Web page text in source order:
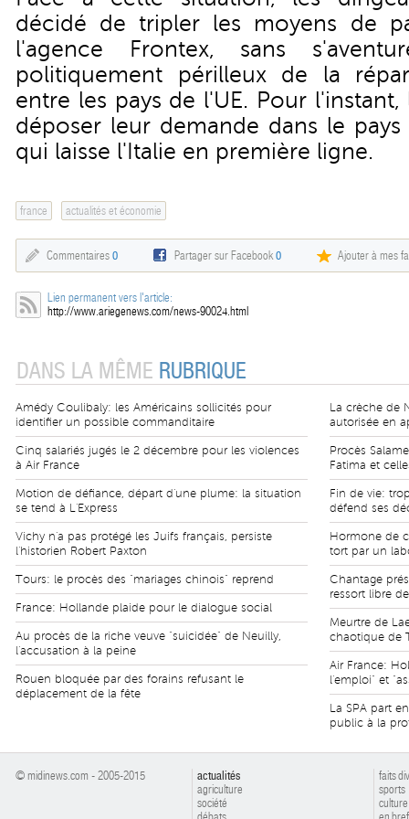
décidé de tripler les moyens de
l'agence Frontex, sans
politiquement périlleux de la
entre les pays de l'UE. Pour
déposer leur demande dans le
qui laisse l'Italie en première ligne.
france actualités et économie
Commentaires 0 Partager sur Facebook0 Ajouter à mes
Lien permanent vers l'article:
http://www.ariegenews.com/news-90024.html
DANS LA MÊME RUBRIQUE
Amédy Coulibaly: les Américains sollicités pour
identifier un possible commanditaire
Cinq salariés jugés le 2 décembre pour les violences
à Air France
Motion de défiance, départ d'une plume: la situation
se tend à L'Express
Vichy n'a pas protégé les Juifs français, persiste
l'historien Robert Paxton
Tours: le procès des "mariages chinois" reprend
France: Hollande plaide pour le dialogue social
Au procès de la riche veuve "suicidée" de Neuilly,
l'accusation à la peine
Rouen bloquée par des forains refusant le
déplacement de la fête
La crèche de
autorisée en
Procès
Fatima et
Fin de vie:
défend ses
Hormone de
tort par un
Chantage
ressort libre
Meurtre de
chaotique de
Air France:
l'emploi" et
La SPA part
public à la
© midinews.com - 2005-2015
actualités
agriculture
société
faits
sports
culture